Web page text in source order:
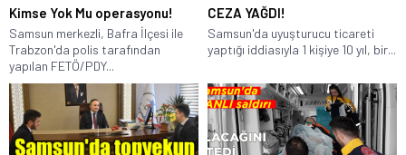
Kimse Yok Mu operasyonu!
Samsun merkezli, Bafra İlçesi ile
Trabzon'da polis tarafından
yapılan FETÖ/PDY...
CEZA YAĞDI!
Samsun'da uyuşturucu ticareti
yaptığı iddiasıyla 1 kişiye 10 yıl, bir...